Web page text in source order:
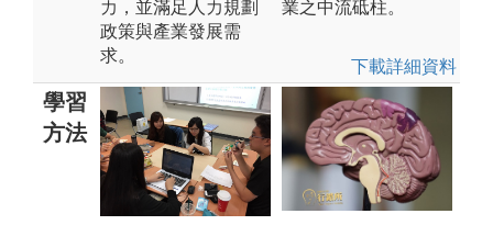
力，並滿足人力規劃
政策與產業發展需
求。
業之中流砥柱。
下載詳細資料
學習
方法